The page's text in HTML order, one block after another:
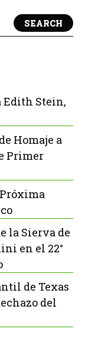
SEARCH
Edith Stein,
Homaje a
Primer
la Sierva de
en el 22°
de Texas
del